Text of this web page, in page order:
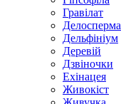
Гравілат
Делосперма
Дельфініум
Деревій
Дзвіночки
Ехінацея
Живокіст